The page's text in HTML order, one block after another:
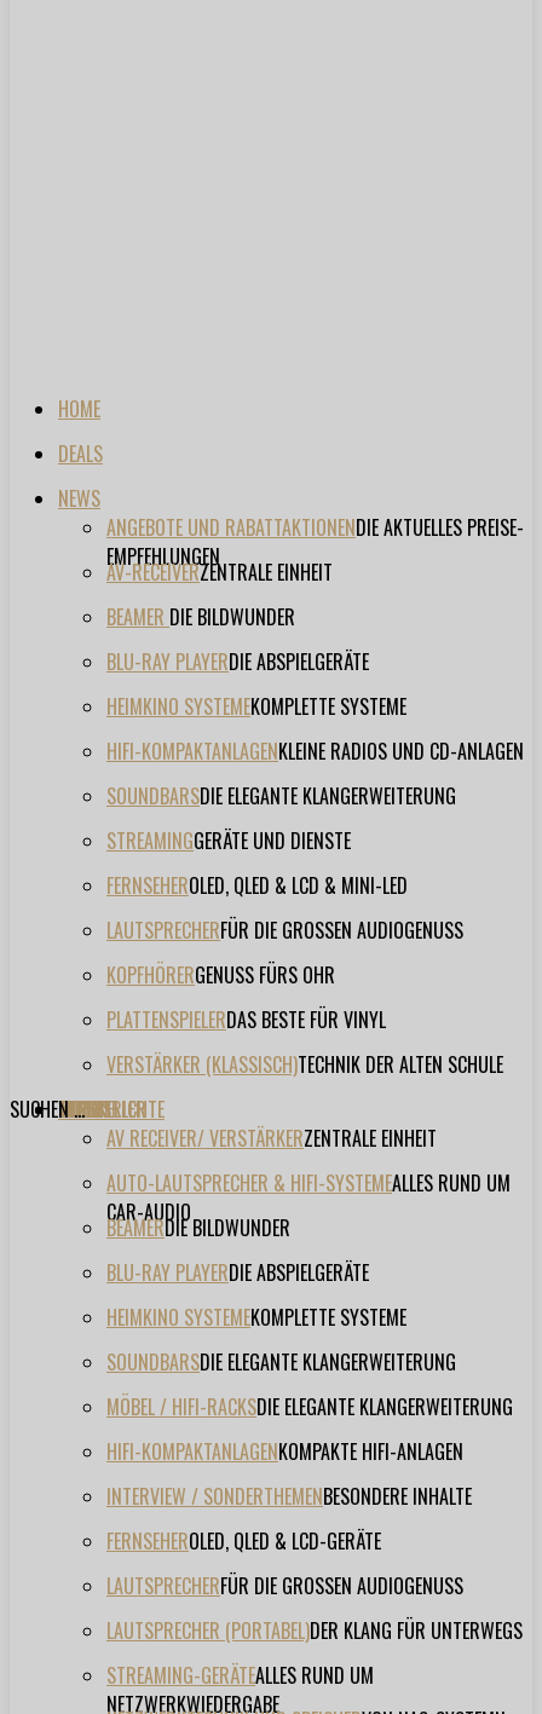
HOME
DEALS
NEWS
ANGEBOTE UND RABATTAKTIONENDIE AKTUELLES PREISE-
EMPFEHLUNGEN
AV-RECEIVERZENTRALE EINHEIT
BEAMER DIE BILDWUNDER
BLU-RAY PLAYERDIE ABSPIELGERÄTE
HEIMKINO SYSTEMEKOMPLETTE SYSTEME
HIFI-KOMPAKTANLAGENKLEINE RADIOS UND CD-ANLAGEN
SOUNDBARSDIE ELEGANTE KLANGERWEITERUNG
STREAMINGGERÄTE UND DIENSTE
FERNSEHEROLED, QLED & LCD & MINI-LED
LAUTSPRECHERFÜR DIE GROSSEN AUDIOGENUSS
KOPFHÖRERGENUSS FÜRS OHR
PLATTENSPIELERDAS BESTE FÜR VINYL
VERSTÄRKER (KLASSISCH)TECHNIK DER ALTEN SCHULE
TESTBERICHTE
AV RECEIVER/ VERSTÄRKERZENTRALE EINHEIT
AUTO-LAUTSPRECHER & HIFI-SYSTEMEALLES RUND UM
CAR-AUDIO
BEAMERDIE BILDWUNDER
BLU-RAY PLAYERDIE ABSPIELGERÄTE
HEIMKINO SYSTEMEKOMPLETTE SYSTEME
SOUNDBARSDIE ELEGANTE KLANGERWEITERUNG
MÖBEL / HIFI-RACKSDIE ELEGANTE KLANGERWEITERUNG
HIFI-KOMPAKTANLAGENKOMPAKTE HIFI-ANLAGEN
INTERVIEW / SONDERTHEMENBESONDERE INHALTE
FERNSEHEROLED, QLED & LCD-GERÄTE
LAUTSPRECHERFÜR DIE GROSSEN AUDIOGENUSS
LAUTSPRECHER (PORTABEL)DER KLANG FÜR UNTERWEGS
STREAMING-GERÄTEALLES RUND UM
NETZWERKWIEDERGABE
FORUM
FILME
VIDEOS
HERSTELLER
EVENT
SUCHEN ...